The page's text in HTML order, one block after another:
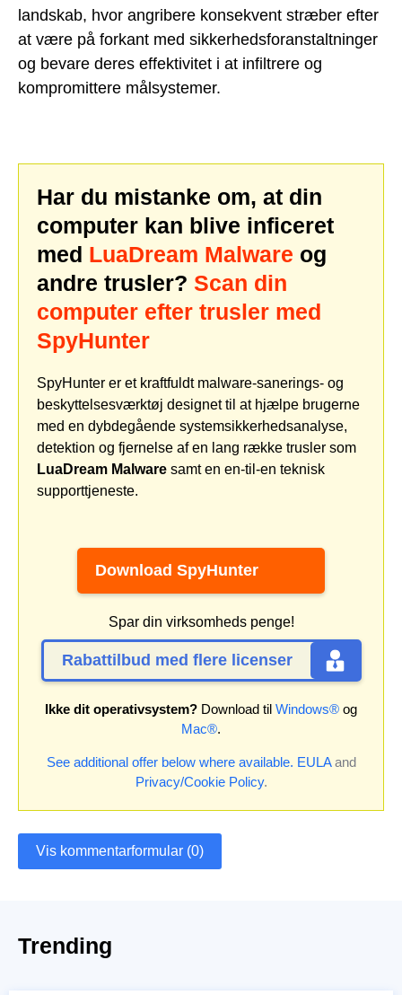
landskab, hvor angribere konsekvent stræber efter
at være på forkant med sikkerhedsforanstaltninger
og bevare deres effektivitet i at infiltrere og
kompromittere målsystemer.
Har du mistanke om, at din
computer kan blive inficeret
med LuaDream Malware og
andre trusler? Scan din
computer efter trusler med
SpyHunter
SpyHunter er et kraftfuldt malware-sanerings- og
beskyttelsesværktøj designet til at hjælpe brugerne
med en dybdegående systemsikkerhedsanalyse,
detektion og fjernelse af en lang række trusler som
LuaDream Malware samt en en-til-en teknisk
supporttjeneste.
Download SpyHunter
Spar din virksomheds penge!
Rabattilbud med flere licenser
Ikke dit operativsystem? Download til Windows® og
Mac®.
See additional offer below where available. EULAand
Privacy/Cookie Policy.
Vis kommentarformular (0)
Trending